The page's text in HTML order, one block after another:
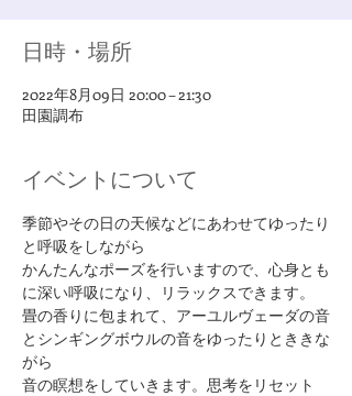
日時・場所
2022年8月09日 20:00 – 21:30
田園調布
イベントについて
季節やその日の天候などにあわせてゆったり
と呼吸をしながら
かんたんなポーズを行いますので、心身とも
に深い呼吸になり、リラックスできます。​
畳の香りに包まれて、アーユルヴェーダの音
とシンギングボウルの音をゆったりとききな
がら
音の瞑想をしていきます。思考をリセット